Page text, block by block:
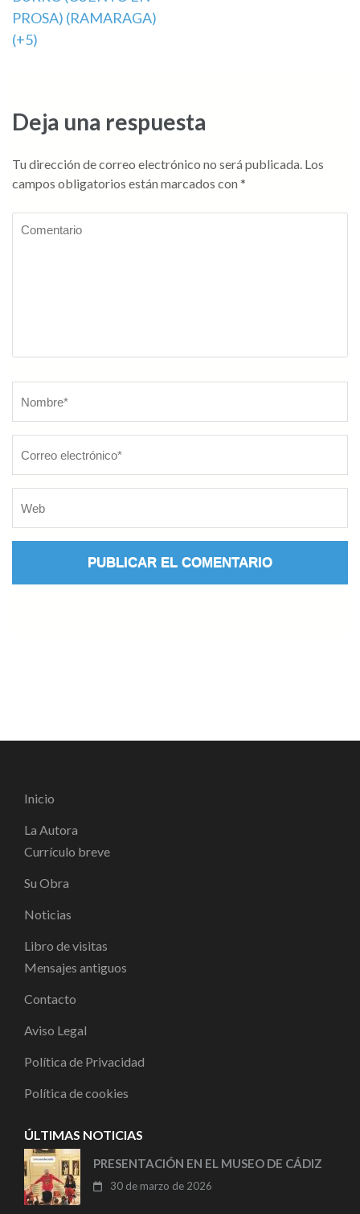
de
entradas
PROSA) (RAMARAGA)
(+5)
Deja una respuesta
Tu dirección de correo electrónico no será publicada. Los
campos obligatorios están marcados con *
Inicio
La Autora
Currículo breve
Su Obra
Noticias
Libro de visitas
Mensajes antiguos
Contacto
Aviso Legal
Política de Privacidad
Política de cookies
ÚLTIMAS NOTICIAS
PRESENTACIÓN EN EL MUSEO DE CÁDIZ
30 de marzo de 2026